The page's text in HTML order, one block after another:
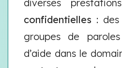
diverses
confidentielles :
groupes de
d’aide dans le